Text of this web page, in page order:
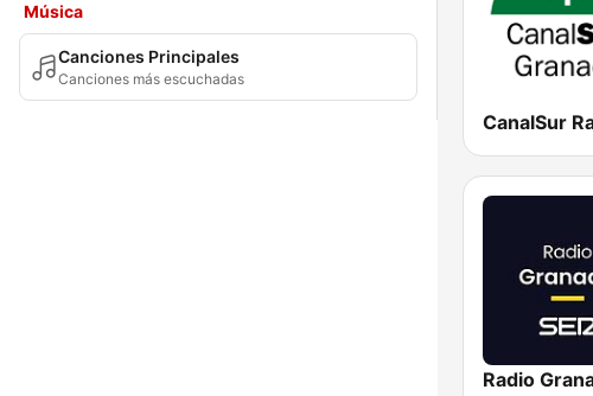
Música
Canciones Principales
Canciones más escuchadas